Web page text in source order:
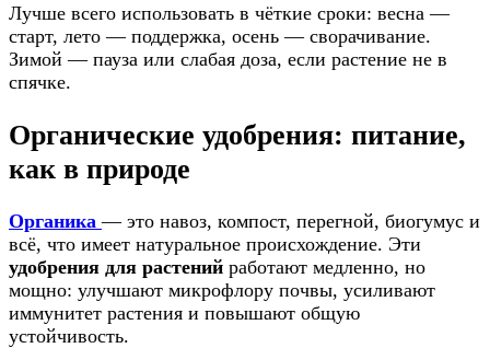
Лучше всего использовать в чёткие сроки: весна —
старт, лето — поддержка, осень — сворачивание.
Зимой — пауза или слабая доза, если растение не в
спячке.
Органические удобрения: питание,
как в природе
Органика— это навоз, компост, перегной, биогумус и
всё, что имеет натуральное происхождение. Эти
удобрения для растений работают медленно, но
мощно: улучшают микрофлору почвы, усиливают
иммунитет растения и повышают общую
устойчивость.